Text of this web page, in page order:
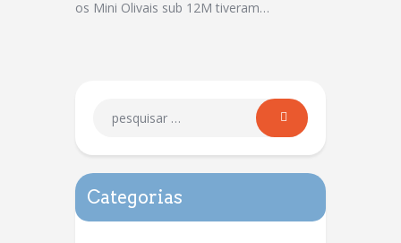
os Mini Olivais sub 12M tiveram…
Categorias